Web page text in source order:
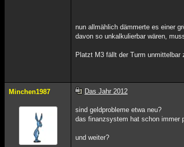
nun allmählich dämmerte es einer
davon so unkalkulierbar wären,
Platzt M3 fällt der Turm unmittelbar
Minchen1987 Das Jahr 2012
sind geldprobleme etwa neu?
das finanzsystem hat schon immer
und weiter?